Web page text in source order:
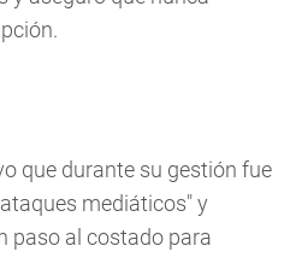
que durante su gestión fue
mediáticos" y
paso al costado para